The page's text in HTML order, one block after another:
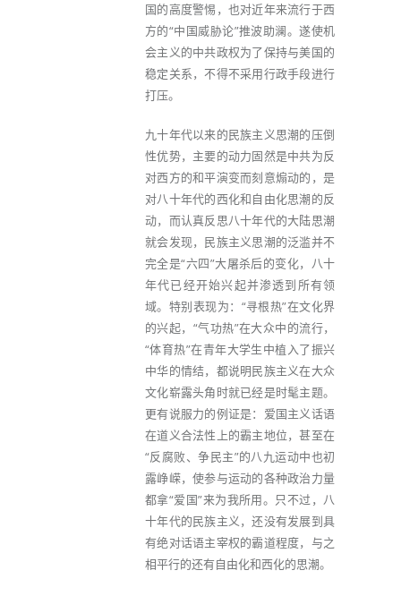
国的高度警惕，也对近年来流行于西
方的“中国威胁论”推波助澜。遂使机
会主义的中共政权为了保持与美国的
稳定关系，不得不采用行政手段进行
打压。
九十年代以来的民族主义思潮的压倒
性优势，主要的动力固然是中共为反
对西方的和平演变而刻意煽动的，是
对八十年代的西化和自由化思潮的反
动，而认真反思八十年代的大陆思潮
就会发现，民族主义思潮的泛滥并不
完全是“六四”大屠杀后的变化，八十
年代已经开始兴起并渗透到所有领
域。特别表现为：“寻根热”在文化界
的兴起，“气功热”在大众中的流行，
“体育热”在青年大学生中植入了振兴
中华的情结，都说明民族主义在大众
文化崭露头角时就已经是时髦主题。
更有说服力的例证是：爱国主义话语
在道义合法性上的霸主地位，甚至在
“反腐败、争民主”的八九运动中也初
露峥嵘，使参与运动的各种政治力量
都拿“爱国”来为我所用。只不过，八
十年代的民族主义，还没有发展到具
有绝对话语主宰权的霸道程度，与之
相平行的还有自由化和西化的思潮。